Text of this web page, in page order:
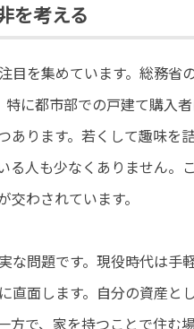
を考える
を集めています。総務省
に都市部での戸建て購入
ります。若くして趣味を
人も少なくありません。
わされています。
な問題です。現役時代は手
面します。自分の資産と
方で、家を持つことで住む